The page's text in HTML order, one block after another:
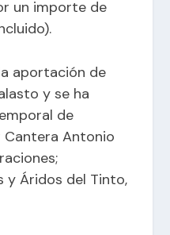
un importe de
aportación de
y se ha
de
Antonio
y Áridos del Tinto,